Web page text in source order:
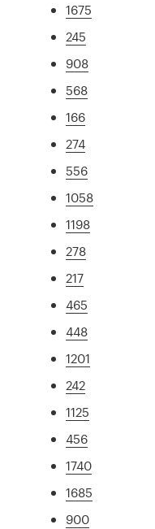
1675
245
908
568
166
274
556
1058
1198
278
217
465
448
1201
242
1125
456
1740
1685
900